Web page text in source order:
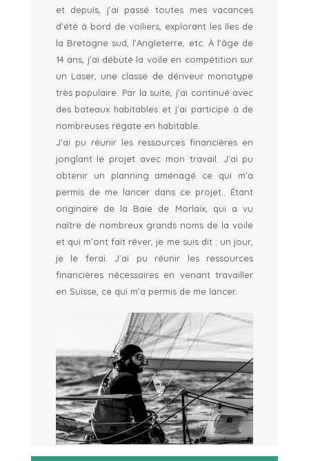
et depuis, j’ai passé toutes mes vacances
d’été à bord de voiliers, explorant les îles de
la Bretagne sud, l’Angleterre, etc. À l’âge de
14 ans, j’ai débuté la voile en compétition sur
un Laser, une classe de dériveur monotype
très populaire. Par la suite, j’ai continué avec
des bateaux habitables et j’ai participé à de
nombreuses régate en habitable.
J’ai pu réunir les ressources financières en
jonglant le projet avec mon travail. J’ai pu
obtenir un planning aménagé ce qui m’a
permis de me lancer dans ce projet.. Étant
originaire de la Baie de Morlaix, qui a vu
naître de nombreux grands noms de la voile
et qui m’ont fait rêver, je me suis dit : un jour,
je le ferai. J’ai pu réunir les ressources
financières nécessaires en venant travailler
en Suisse, ce qui m’a permis de me lancer.